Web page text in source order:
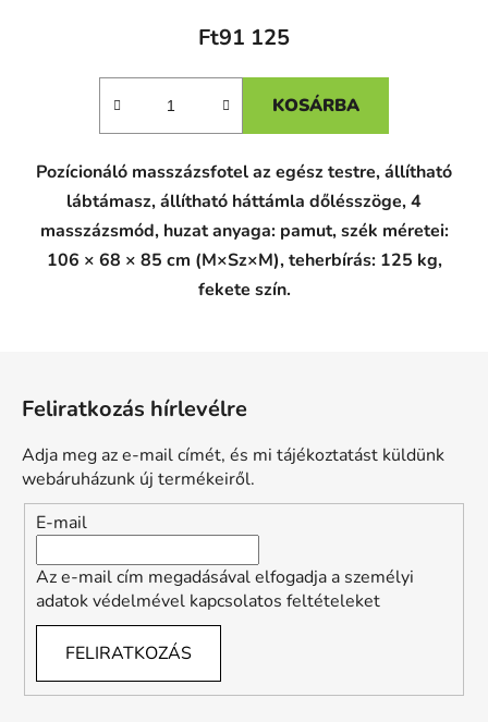
Ft91 125
KOSÁRBA
Pozícionáló masszázsfotel az egész testre, állítható
lábtámasz, állítható háttámla dőlésszöge, 4
masszázsmód, huzat anyaga: pamut, szék méretei:
106 × 68 × 85 cm (M×Sz×M), teherbírás: 125 kg,
fekete szín.
Feliratkozás hírlevélre
Adja meg az e-mail címét, és mi tájékoztatást küldünk
webáruházunk új termékeiről.
E-mail
Az e-mail cím megadásával elfogadja a személyi
adatok védelmével kapcsolatos feltételeket
FELIRATKOZÁS